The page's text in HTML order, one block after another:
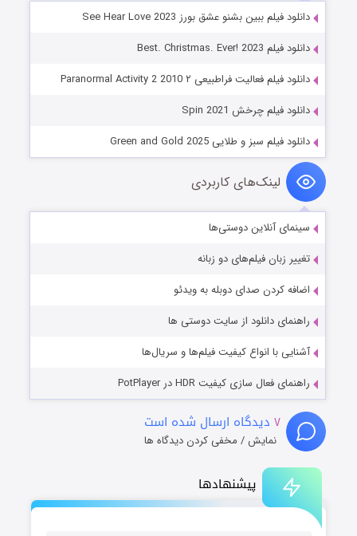
پیشنهادها
دانلود فیلم ببین بشنو عشق بورز See Hear Love 2023
دانلود فیلم Best. Christmas. Ever! 2023
دانلود فیلم فعالیت فراطبیعی ۲ Paranormal Activity 2 2010
دانلود فیلم چرخش Spin 2021
دانلود فیلم سبز و طلایی Green and Gold 2025
لینک‌های کاربردی
سینمای آنلاین دوستی‌ها
تغییر زبان فیلم‌های دو زبانه
اضافه کردن صدای دوبله به ویدئو
راهنمای دانلود از سایت دوستی ها
آشنایی با انواع کیفیت فیلم‌ها و سریال‌ها
راهنمای فعال سازی کیفیت HDR در PotPlayer
۷ دیدگاه ارسال شده است
نمایش / مخفی کردن دیدگاه ها